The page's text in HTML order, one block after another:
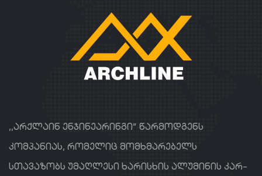
,,არქლაინ ენჯინეარინგი” წარმოდგენს
კომპანიას, რომელიც მომხმარებელს
სთავაზობს უმაღლესი ხარისხის ალუმინის კარ-